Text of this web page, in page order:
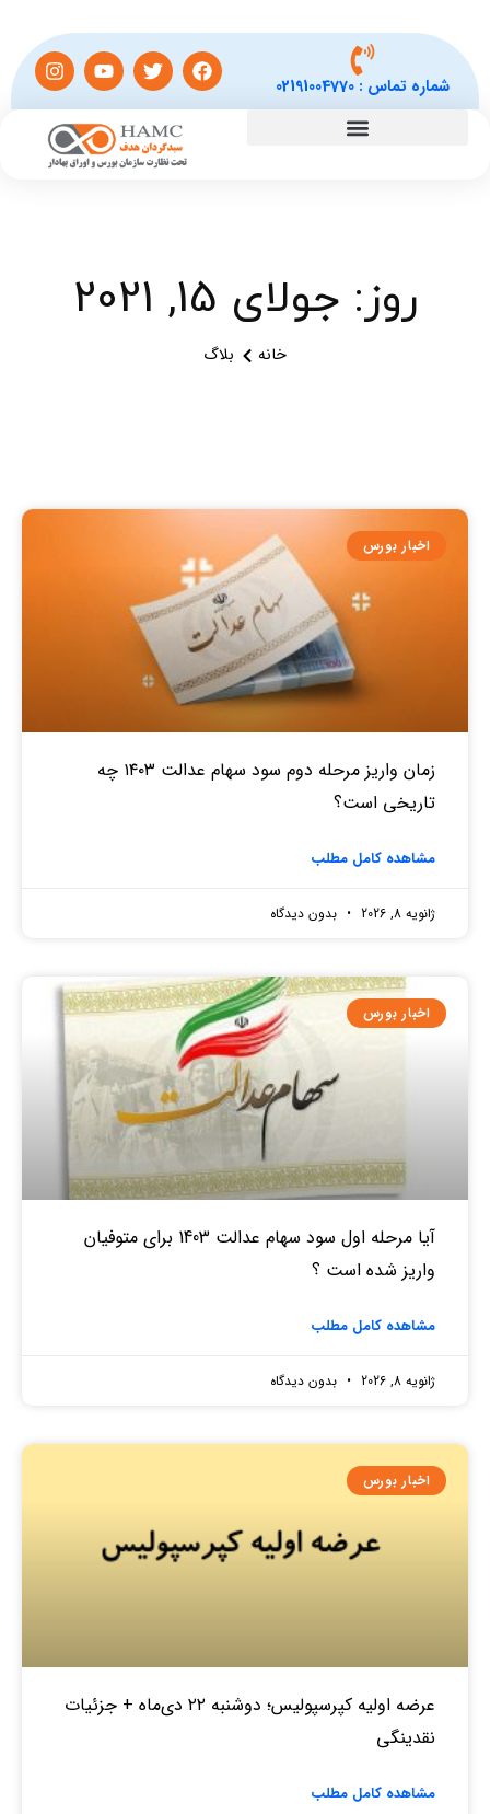
شماره تماس :02191004770
روز: جولای 15, 2021
خانه بلاگ
اخبار بورس
زمان واریز مرحله دوم سود سهام عدالت ۱۴۰۳ چه
تاریخی است؟
مشاهده کامل مطلب
ژانویه 8, 2026 بدون دیدگاه
اخبار بورس
آیا مرحله اول سود سهام عدالت 1403 برای متوفیان
واریز شده است ؟
مشاهده کامل مطلب
ژانویه 8, 2026 بدون دیدگاه
اخبار بورس
عرضه اولیه کپرسپولیس؛ دوشنبه ۲۲ دی‌ماه + جزئیات
نقدینگی
مشاهده کامل مطلب